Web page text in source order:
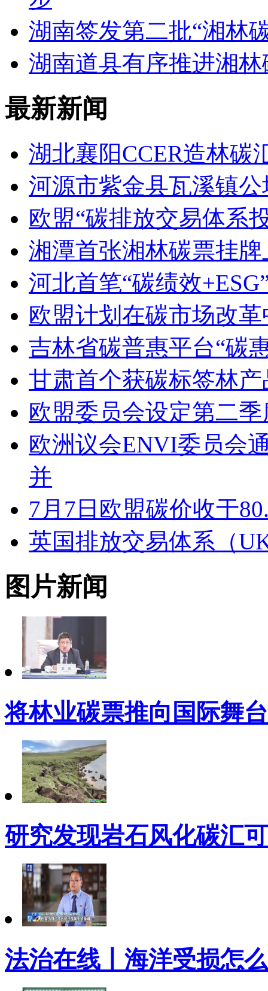
湖南签发第二批“湘林
湖南道县有序推进湘
最新新闻
湖北襄阳CCER造林碳
河源市紫金县瓦溪镇
欧盟“碳排放交易体系
湘潭首张湘林碳票挂
河北首笔“碳绩效
欧盟计划在碳市场改
吉林省碳普惠平台“碳
甘肃首个获碳标签林
欧盟委员会设定第二
欧洲议会ENVI委员会
并
7月7日欧盟碳价收于
英国排放交易体系（
图片新闻
将林业碳票推向国际舞台
研究发现岩石风化碳汇
法治在线丨海洋受损怎